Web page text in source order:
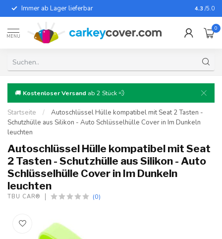
Immer ab Lager lieferbar Für fast
4.3 /5.0
MENU
0
🚚 Kostenloser Versand ab 2 Stück 💨
Startseite /
Autoschlüssel Hülle kompatibel mit Seat 2 Tasten -
Schutzhülle aus Silikon - Auto Schlüsselhülle Cover in Im Dunkeln
leuchten
Autoschlüssel Hülle kompatibel mit Seat
2 Tasten - Schutzhülle aus Silikon - Auto
Schlüsselhülle Cover in Im Dunkeln
leuchten
TBU CAR® (0)